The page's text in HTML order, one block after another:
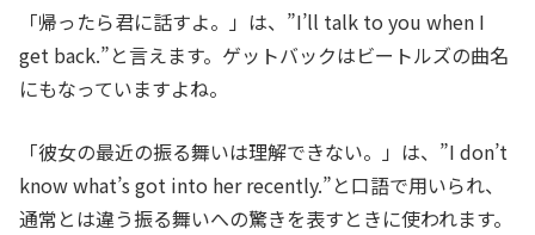
「帰ったら君に話すよ。」は、”I’ll talk to you when I
get back.”と言えます。ゲットバックはビートルズの曲名
にもなっていますよね。
「彼女の最近の振る舞いは理解できない。」は、”I don’t
know what’s got into her recently.”と口語で用いられ、
通常とは違う振る舞いへの驚きを表すときに使われます。